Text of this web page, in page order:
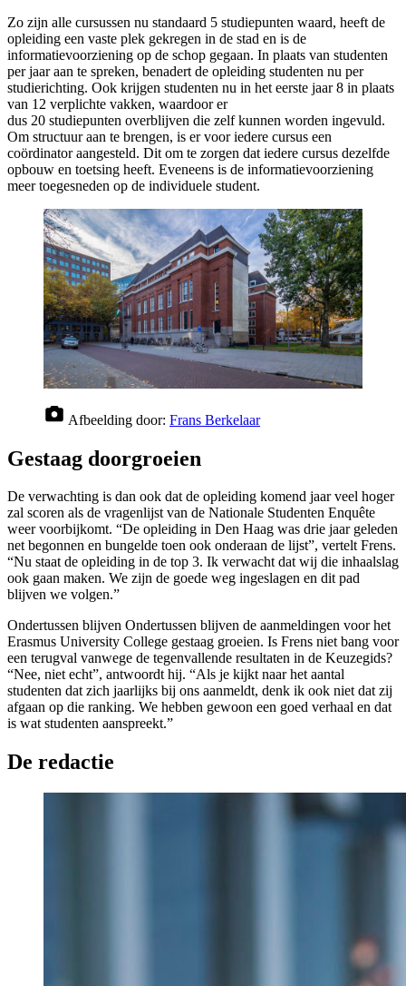
Zo zijn alle cursussen nu standaard 5 studiepunten waard, heeft de
opleiding een vaste plek gekregen in de stad en is de
informatievoorziening op de schop gegaan. In plaats van studenten
per jaar aan te spreken, benadert de opleiding studenten nu per
studierichting. Ook krijgen studenten nu in het eerste jaar 8 in plaats
van 12 verplichte vakken, waardoor er
dus 20 studiepunten overblijven die zelf kunnen worden ingevuld.
Om structuur aan te brengen, is er voor iedere cursus een
coördinator aangesteld. Dit om te zorgen dat iedere cursus dezelfde
opbouw en toetsing heeft. Eveneens is de informatievoorziening
meer toegesneden op de individuele student.
Afbeelding door: Frans Berkelaar
Gestaag doorgroeien
De verwachting is dan ook dat de opleiding komend jaar veel hoger
zal scoren als de vragenlijst van de Nationale Studenten Enquête
weer voorbijkomt. “De opleiding in Den Haag was drie jaar geleden
net begonnen en bungelde toen ook onderaan de lijst”, vertelt Frens.
“Nu staat de opleiding in de top 3. Ik verwacht dat wij die inhaalslag
ook gaan maken. We zijn de goede weg ingeslagen en dit pad
blijven we volgen.”
Ondertussen blijven Ondertussen blijven de aanmeldingen voor het
Erasmus University College gestaag groeien. Is Frens niet bang voor
een terugval vanwege de tegenvallende resultaten in de Keuzegids?
“Nee, niet echt”, antwoordt hij. “Als je kijkt naar het aantal
studenten dat zich jaarlijks bij ons aanmeldt, denk ik ook niet dat zij
afgaan op die ranking. We hebben gewoon een goed verhaal en dat
is wat studenten aanspreekt.”
De redactie